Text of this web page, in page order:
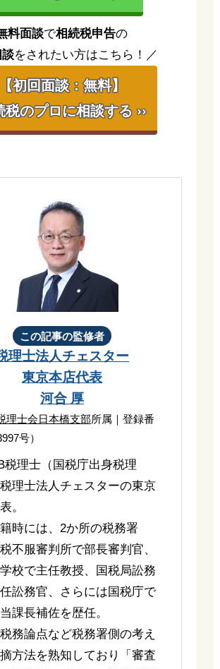
料面談で相続税申告の
談をされたい方はこちら！／
【初回面談：無料】
税のプロに相談する ››
この記事の監修者
理士法人チェスター
東京本店代表
河合 厚
理士会日本橋支部所属｜登録番
号）
税理士（国税庁出身税理
理士法人チェスターの東京
。
時には、2か所の税務署
不服審判所で部長審判官、
校で主任教授、国税局訟務
訟務官、さらには国税庁で
課長補佐を歴任。
務論点など税務署側の考え
方法を熟知しており「審査